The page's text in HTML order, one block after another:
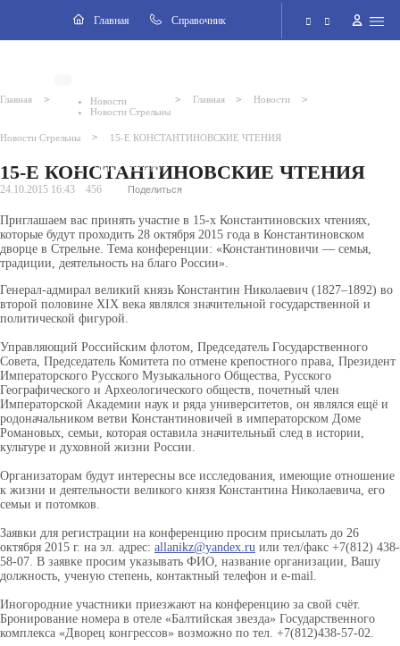
Главная Cправочник
Версия для слабовидящих
Поиск по сайту
Главная >
Новости
Новости Стрельны
> Главная > Новости >
Новости Стрельны > 15-Е КОНСТАНТИНОВСКИЕ ЧТЕНИЯ
15-Е КОНСТАНТИНОВСКИЕ ЧТЕНИЯ
24.10.2015 16:43 456 Поделиться
Приглашаем вас принять участие в 15-х Константиновских чтениях,
которые будут проходить 28 октября 2015 года в Константиновском
дворце в Стрельне. Тема конференции: «Константиновичи — семья,
традиции, деятельность на благо России».
Генерал-адмирал великий князь Константин Николаевич (1827–1892) во
второй половине ХIХ века являлся значительной государственной и
политической фигурой.
Управляющий Российским флотом, Председатель Государственного
Совета, Председатель Комитета по отмене крепостного права, Президент
Императорского Русского Музыкального Общества, Русского
Географического и Археологического обществ, почетный член
Императорской Академии наук и ряда университетов, он являлся ещё и
родоначальником ветви Константиновичей в императорском Доме
Романовых, семьи, которая оставила значительный след в истории,
культуре и духовной жизни России.
Организаторам будут интересны все исследования, имеющие отношение
к жизни и деятельности великого князя Константина Николаевича, его
семьи и потомков.
Заявки для регистрации на конференцию просим присылать до 26
октября 2015 г. на эл. адрес: allanikz@yandex.ru или тел/факс +7(812) 438-
58-07. В заявке просим указывать ФИО, название организации, Вашу
должность, ученую степень, контактный телефон и e-mail.
Иногородние участники приезжают на конференцию за свой счёт.
Бронирование номера в отеле «Балтийская звезда» Государственного
комплекса «Дворец конгрессов» возможно по тел. +7(812)438-57-02.